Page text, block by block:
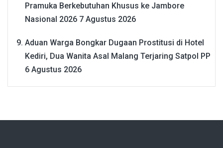
Pramuka Berkebutuhan Khusus ke Jambore
Nasional 2026 7 Agustus 2026
Aduan Warga Bongkar Dugaan Prostitusi di Hotel
Kediri, Dua Wanita Asal Malang Terjaring Satpol PP
6 Agustus 2026